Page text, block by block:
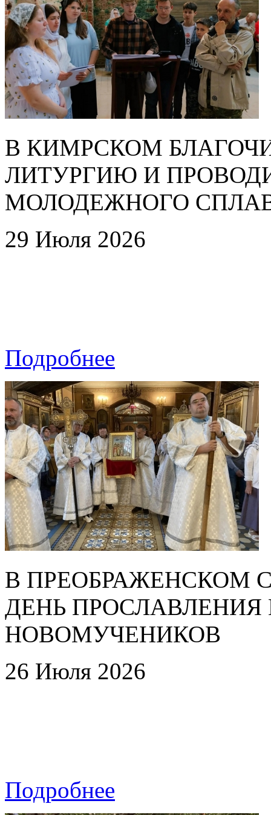
В КИМРСКОМ
ЛИТУРГИЮ И
МОЛОДЕЖНОГО
29 Июля 2026
Подробнее
В ПРЕОБРАЖЕНСКОМ
ДЕНЬ
НОВОМУЧЕНИКОВ
26 Июля 2026
Подробнее